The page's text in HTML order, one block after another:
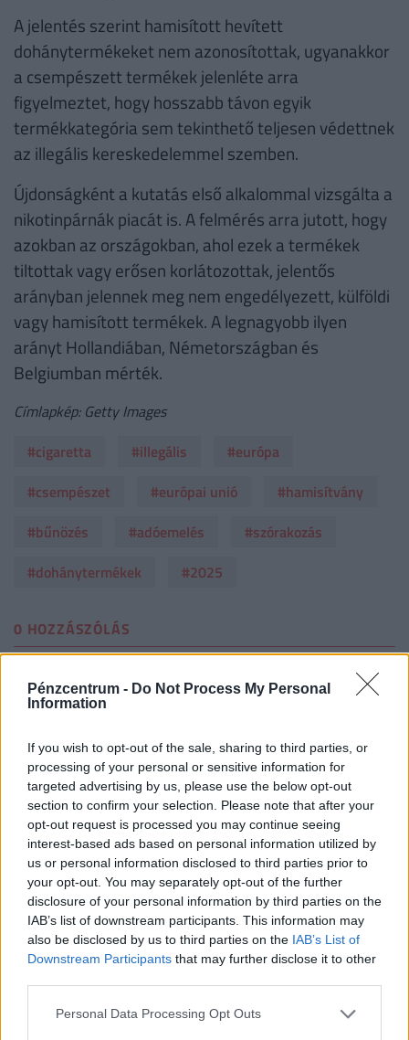
Pénzcentrum - Do Not Process My Personal
Information
If you wish to opt-out of the sale, sharing to third parties, or
processing of your personal or sensitive information for
targeted advertising by us, please use the below opt-out
section to confirm your selection. Please note that after your
opt-out request is processed you may continue seeing
interest-based ads based on personal information utilized by
us or personal information disclosed to third parties prior to
your opt-out. You may separately opt-out of the further
disclosure of your personal information by third parties on the
IAB’s list of downstream participants. This information may
also be disclosed by us to third parties on the IAB’s List of
Downstream Participants that may further disclose it to other
Personal Data Processing Opt Outs
A jelentés szerint hamisított hevített
dohánytermékeket nem azonosítottak, ugyanakkor
a csempészett termékek jelenléte arra
figyelmeztet, hogy hosszabb távon egyik
termékkategória sem tekinthető teljesen védettnek
az illegális kereskedelemmel szemben.
Újdonságként a kutatás első alkalommal vizsgálta a
nikotinpárnák piacát is. A felmérés arra jutott, hogy
azokban az országokban, ahol ezek a termékek
tiltottak vagy erősen korlátozottak, jelentős
arányban jelennek meg nem engedélyezett, külföldi
vagy hamisított termékek. A legnagyobb ilyen
arányt Hollandiában, Németországban és
Belgiumban mérték.
Címlapkép: Getty Images
#cigaretta
#illegális
#európa
#csempészet
#európai unió
#hamisítvány
#bűnözés
#adóemelés
#szórakozás
#dohánytermékek
#2025
0 HOZZÁSZÓLÁS
Csak bejelentkezett felhasználó szólhat hozzá.
Még nincsenek hozzászólások. Legyél te az első!
NEKED AJÁNLJUK